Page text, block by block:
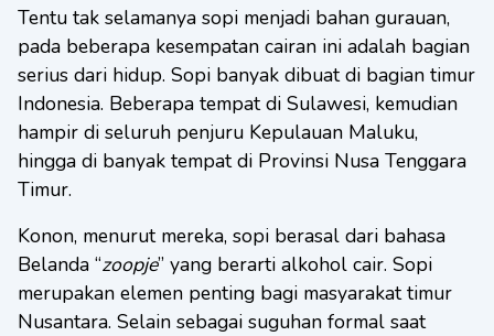
Tentu tak selamanya sopi menjadi bahan gurauan,
pada beberapa kesempatan cairan ini adalah bagian
serius dari hidup. Sopi banyak dibuat di bagian timur
Indonesia. Beberapa tempat di Sulawesi, kemudian
hampir di seluruh penjuru Kepulauan Maluku,
hingga di banyak tempat di Provinsi Nusa Tenggara
Timur.
Konon, menurut mereka, sopi berasal dari bahasa
Belanda “zoopje” yang berarti alkohol cair. Sopi
merupakan elemen penting bagi masyarakat timur
Nusantara. Selain sebagai suguhan formal saat